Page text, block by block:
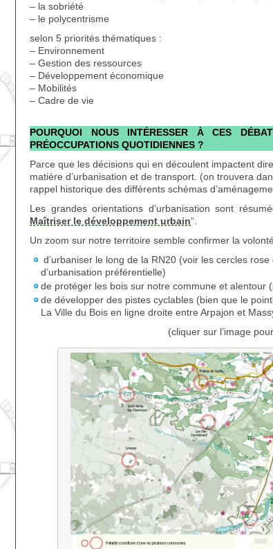
– la sobriété
– le polycentrisme
selon 5 priorités thématiques :
– Environnement
– Gestion des ressources
– Développement économique
– Mobilités
– Cadre de vie
POURQUOI NOUS INTÉRESSER À CES
PRÉOCCUPATIONS QUOTIDIENNES ?
Parce que les décisions qui en découlent impactent
matière d’urbanisation et de transport. (on trouvera
rappel historique des différents schémas
Les grandes orientations d’urbanisation sont
Maîtriser le développement urbain“.
Un zoom sur notre territoire semble confirmer la
d’urbaniser le long de la RN20 (voir les cercles
d’urbanisation préférentielle)
de protéger les bois sur notre commune et alentour
de développer des pistes cyclables (bien que le
La Ville du Bois en ligne droite entre Arpajon et
(cliquer sur l’image